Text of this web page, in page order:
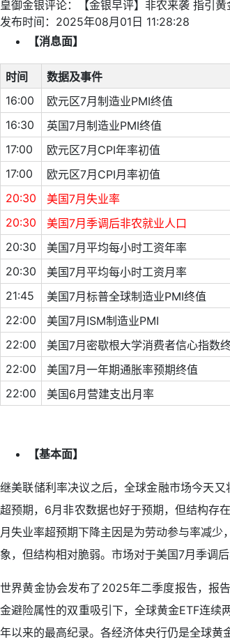
皇御金银评论：【金银早评】非农来袭 指引
发布时间：2025年08月01日 11:28:28
【消息面】
时间
数据及事件
16:00
欧元区7月制造业PMI终值
16:30
英国7月制造业PMI终值
17:00
欧元区7月CPI年率初值
17:00
欧元区7月CPI月率初值
20:30
美国7月失业率
20:30
美国7月季调后非农就业人口
20:30
美国7月平均每小时工资年率
20:30
美国7月平均每小时工资月率
21:45
美国7月标普全球制造业PMI终值
22:00
美国7月ISM制造业PMI
22:00
美国7月密歇根大学消费者信心指数
22:00
美国7月一年期通胀率预期终值
22:00
美国6月营建支出月率
【基本面】
继美联储利率决议之后，全球金融市场今天
超预期，6月非农数据也好于预期，但结构存
月失业率超预期下降主因是为劳动参与率减
象，但结构相对脆弱。市场对于美国7月季调
世界黄金协会发布了2025年二季度报告，报
金避险属性的双重吸引下，全球黄金ETF连
年以来的最高纪录。各经济体央行仍是全球黄